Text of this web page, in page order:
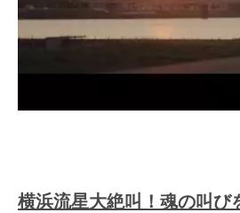
横浜流星大絶叫！魂の叫び